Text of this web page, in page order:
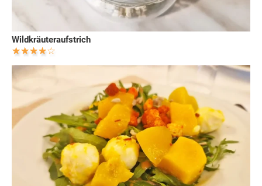
Wildkräuteraufstrich